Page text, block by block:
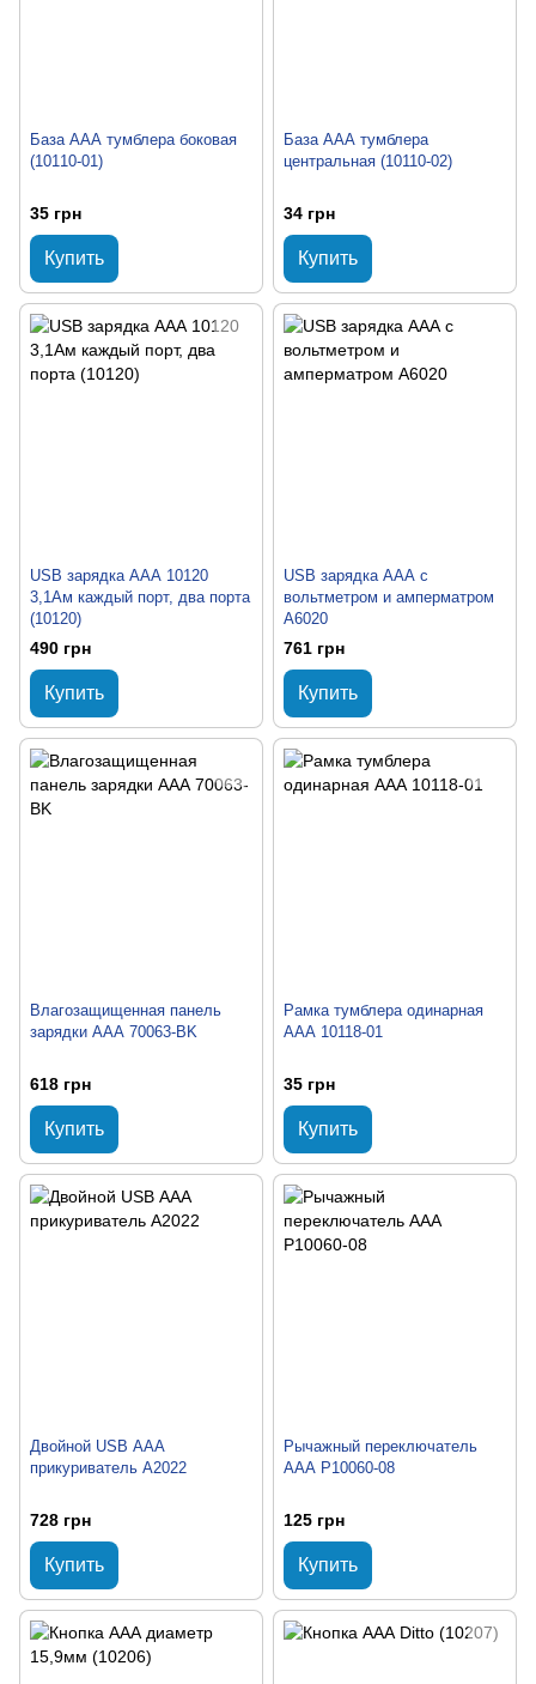
База ААА тумблера боковая
(10110-01)
35 грн
Купить
База ААА тумблера
центральная (10110-02)
34 грн
Купить
USB зарядка ААА 10120
3,1Ам каждый порт, два порта
(10120)
490 грн
Купить
USB зарядка ААА с
вольтметром и амперматром
A6020
761 грн
Купить
Влагозащищенная панель
зарядки ААА 70063-BK
618 грн
Купить
Рамка тумблера одинарная
ААА 10118-01
35 грн
Купить
Двойной USB ААА
прикуриватель A2022
728 грн
Купить
Рычажный переключатель
ААА P10060-08
125 грн
Купить